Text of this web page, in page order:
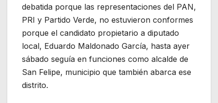
debatida porque las representaciones del PAN,
PRI y Partido Verde, no estuvieron conformes
porque el candidato propietario a diputado
local, Eduardo Maldonado García, hasta ayer
sábado seguía en funciones como alcalde de
San Felipe, municipio que también abarca ese
distrito.